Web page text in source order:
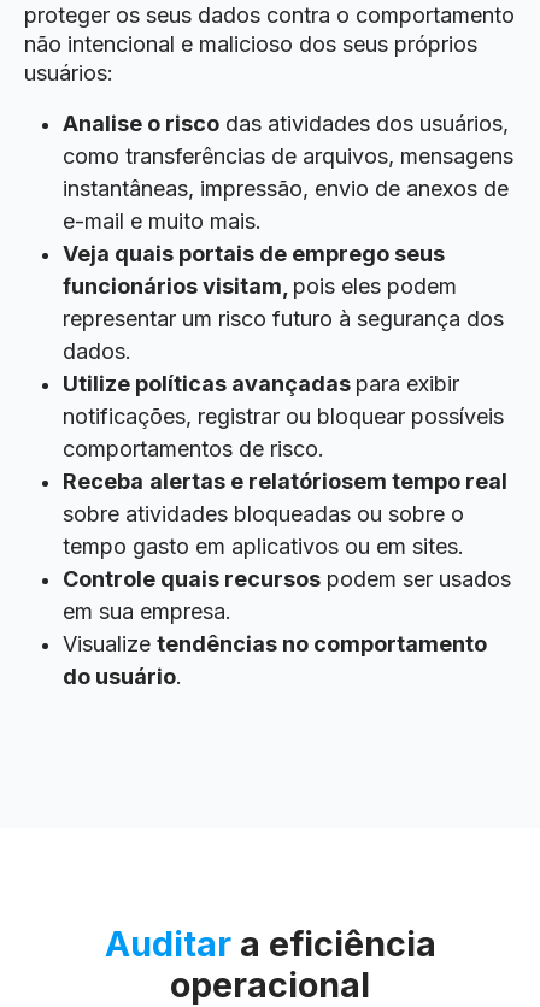
proteger os seus dados contra o comportamento
não intencional e malicioso dos seus próprios
usuários:
Analise o risco das atividades dos usuários,
como transferências de arquivos, mensagens
instantâneas, impressão, envio de anexos de
e-mail e muito mais.
Veja quais portais de emprego seus
funcionários visitam pois eles podem
representar um risco futuro à segurança dos
dados.
Utilize políticas avançadas para exibir
notificações, registrar ou bloquear possíveis
comportamentos de risco.
Receba alertas e relatóriosem tempo real
sobre atividades bloqueadas ou sobre o
tempo gasto em aplicativos ou em sites.
Controle quais recursos podem ser usados
em sua empresa.
Visualize tendências no comportamento
do usuário.
Auditara eficiência
operacional